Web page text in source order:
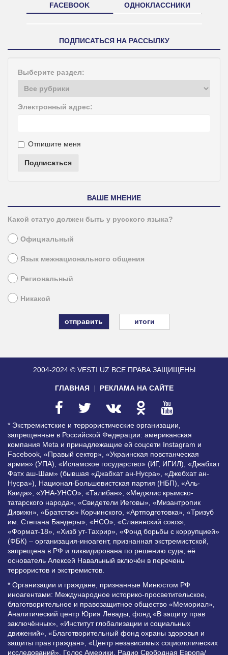
FACEBOOK ОДНОКЛАССНИКИ
ПОДПИСАТЬСЯ НА РАССЫЛКУ
Выберите раздел:
Электронный адрес:
Отпишите меня
Подписаться
ВАШЕ МНЕНИЕ
Какой статус должен быть у русского языка?
Официальный
Язык межнационального общения
Региональный
Никакой
итоги
2004-2024 © VESTI.UZ ВСЕ ПРАВА ЗАЩИЩЕНЫ
ГЛАВНАЯ РЕКЛАМА НА САЙТЕ
* Экстремистские и террористические организации,
запрещенные в Российской Федерации: американская
компания Meta и принадлежащие ей соцсети Instagram и
Facebook, «Правый сектор», «Украинская повстанческая
армия» (УПА), «Исламское государство» (ИГ, ИГИЛ), «Джабхат
Фатх аш-Шам» (бывшая «Джабхат ан-Нусра», «Джебхат ан-
Нусра»), Национал-Большевистская партия (НБП), «Аль-
Каида», «УНА-УНСО», «Талибан», «Меджлис крымско-
татарского народа», «Свидетели Иеговы», «Мизантропик
Дивижн», «Братство» Корчинского, «Артподготовка», «Тризуб
им. Степана Бандеры», «НСО», «Славянский союз»,
«Формат-18», «Хизб ут-Тахрир», «Фонд борьбы с коррупцией»
(ФБК) – организация-иноагент, признанная экстремистской,
запрещена в РФ и ликвидирована по решению суда; её
основатель Алексей Навальный включён в перечень
террористов и экстремистов.
* Организации и граждане, признанные Минюстом РФ
иноагентами: Международное историко-просветительское,
благотворительное и правозащитное общество «Мемориал»,
Аналитический центр Юрия Левады, фонд «В защиту прав
заключённых», «Институт глобализации и социальных
движений», «Благотворительный фонд охраны здоровья и
защиты прав граждан», «Центр независимых социологических
исследований», Голос Америки, Радио Свободная Европа/